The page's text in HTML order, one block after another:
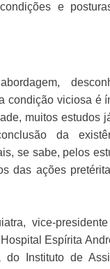
e
condição viciosa é
muitos estudos
da
se sabe, pelos
das ações
vice-
Espírita
do Instituto de